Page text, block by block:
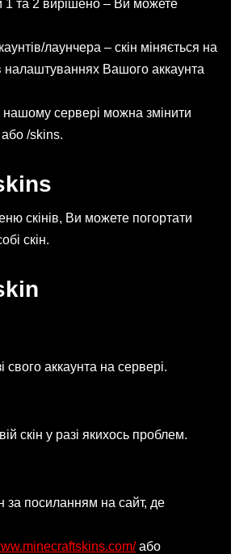
1 та 2 вирішено – Ви можете
лаунчера – скін міняється на
налаштуваннях Вашого аккаунта
нашому сервері можна змінити
/skins.
скінів, Ви можете погортати
скін.
свого аккаунта на сервері.
скін у разі якихось проблем.
за посиланням на сайт, де
або